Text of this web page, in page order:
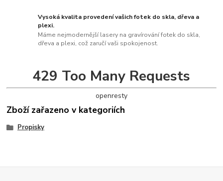
Vysoká kvalita provedení vašich fotek do skla, dřeva a
plexi.
Máme nejmodernější lasery na gravírování fotek do skla,
dřeva a plexi, což zaručí vaši spokojenost.
429 Too Many Requests
openresty
Zboží zařazeno v kategoriích
Propisky